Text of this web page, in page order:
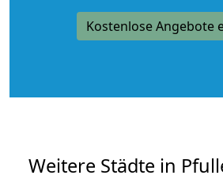
Kostenlose Angebote
Weitere Städte in